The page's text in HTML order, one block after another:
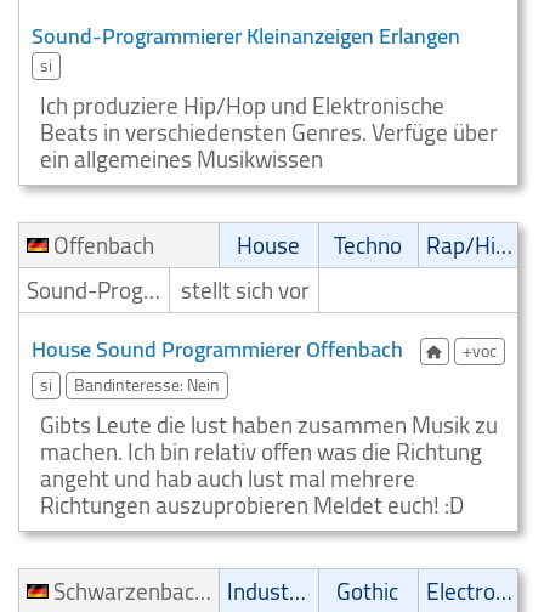
Sound-Programmierer Kleinanzeigen Erlangen
si
Ich produziere Hip/Hop und Elektronische
Beats in verschiedensten Genres. Verfüge über
ein allgemeines Musikwissen
Offenbach
House Techno
Rap/Hip-Hop/RnB
Sound-Programmierer stellt sich vor
House Sound Programmierer Offenbach
+voc
si
Bandinteresse: Nein
Gibts Leute die lust haben zusammen Musik zu
machen. Ich bin relativ offen was die Richtung
angeht und hab auch lust mal mehrere
Richtungen auszuprobieren Meldet euch! :D
Schwarzenbach am Wald
Industrial Gothic Electronic